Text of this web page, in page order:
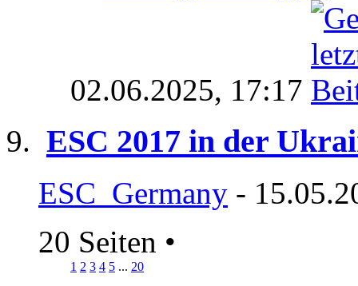
02.06.2025, 17:17
ESC 2017 in der
ESC_Germany -
20 Seiten •
1 2 3 4 5 ... 20